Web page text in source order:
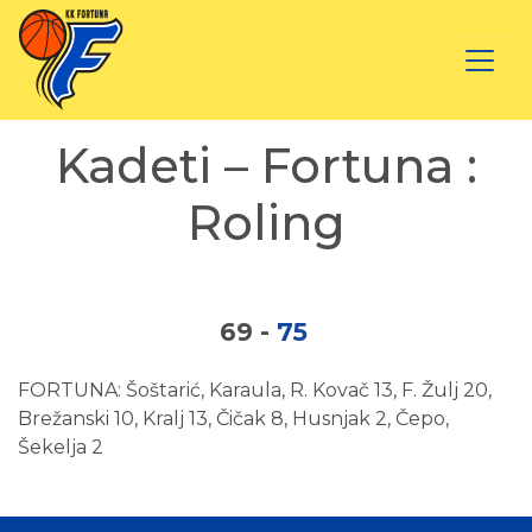
Kadeti – Fortuna :
Roling
69 - 75
FORTUNA: Šoštarić, Karaula, R. Kovač 13, F. Žulj 20,
Brežanski 10, Kralj 13, Čičak 8, Husnjak 2, Čepo,
Šekelja 2